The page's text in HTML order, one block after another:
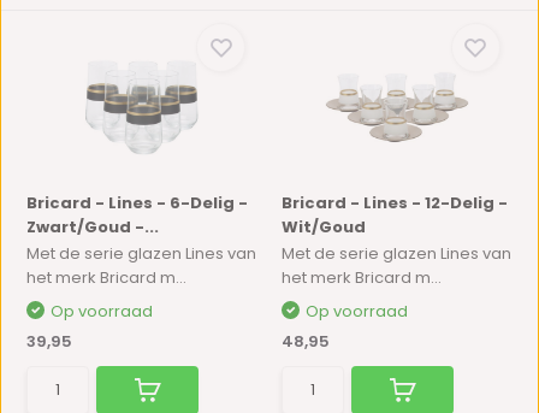
Bricard - Lines - 6-Delig -
Zwart/Goud -...
Met de serie glazen Lines van
het merk Bricard m...
Op voorraad
39,95
Bricard - Lines - 12-Delig -
Wit/Goud
Met de serie glazen Lines van
het merk Bricard m...
Op voorraad
48,95